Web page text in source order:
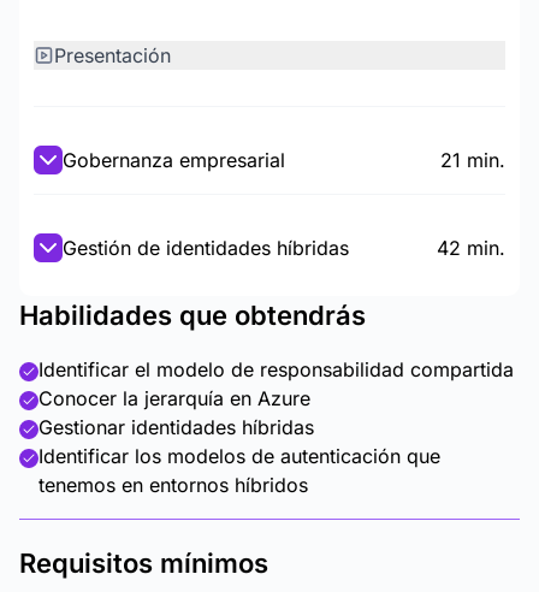
Presentación
Gobernanza empresarial 21 min.
Gestión de identidades híbridas 42 min.
Habilidades que obtendrás
Identificar el modelo de responsabilidad compartida
Conocer la jerarquía en Azure
Gestionar identidades híbridas
Identificar los modelos de autenticación que
tenemos en entornos híbridos
Requisitos mínimos